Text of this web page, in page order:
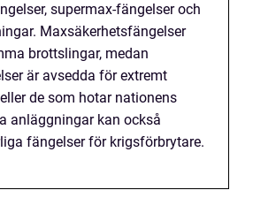
supermax-fängelser och
Maxsäkerhetsfängelser
brottslingar, medan
är avsedda för extremt
de som hotar nationens
anläggningar kan också
fängelser för krigsförbrytare.